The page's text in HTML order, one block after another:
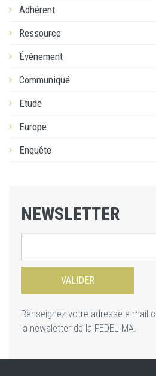
Adhérent
Ressource
Événement
Communiqué
Etude
Europe
Enquête
NEWSLETTER
Renseignez votre adresse e-mail
la newsletter de la FEDELIMA.